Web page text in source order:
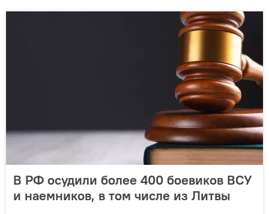
В РФ осудили более 400 боевиков ВСУ
и наемников, в том числе из Литвы